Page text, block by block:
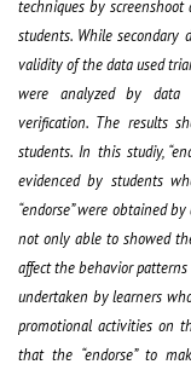
techniques by
students. While
validity of the data used
were analyzed by data
verification. The results
students. In this studiy,
evidenced by students
“endorse” were obtained
not only able to showed
affect the behavior
undertaken by learners
promotional activities on
that the “endorse” to